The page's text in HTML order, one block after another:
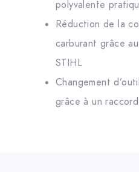
polyvalente
Réduction de la
carburant grâce
STIHL
Changement
grâce à un